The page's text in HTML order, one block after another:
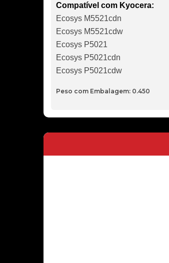
Compatível com Kyocera:
Ecosys M5521cdn
Ecosys M5521cdw
Ecosys P5021
Ecosys P5021cdn
Ecosys P5021cdw
Peso com Embalagem: 0.450